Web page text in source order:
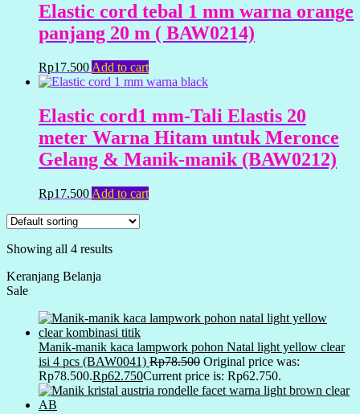
Elastic cord tebal 1 mm warna orange
panjang 20 m ( BAW0214)
Rp17.500 Add to cart
Elastic cord1 mm-Tali Elastis 20
meter Warna Hitam untuk Meronce
Gelang & Manik-manik (BAW0212)
Rp17.500 Add to cart
Showing all 4 results
Keranjang Belanja
Sale
Manik-manik kaca lampwork pohon Natal light yellow clear
isi 4 pcs (BAW0041) Rp78.500 Original price was:
Rp78.500.Rp62.750Current price is: Rp62.750.